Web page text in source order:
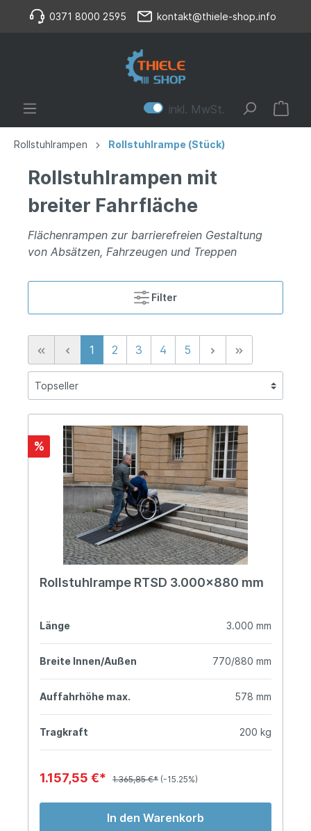
0371 8000 2595 kontakt@thiele-shop.info
inkl. MwSt.
Rollstuhlrampen Rollstuhlrampe (Stück)
Rollstuhlrampen mit
breiter Fahrfläche
Flächenrampen zur barrierefreien Gestaltung
von Absätzen, Fahrzeugen und Treppen
Filter
1 2 3 4 5
%
Rollstuhlrampe RTSD 3.000x880 mm
Länge 3.000 mm
Breite Innen/Außen 770/880 mm
Auffahrhöhe max. 578 mm
Tragkraft 200 kg
1.157,55 €* 1.365,85 €* (-15.25%)
In den Warenkorb